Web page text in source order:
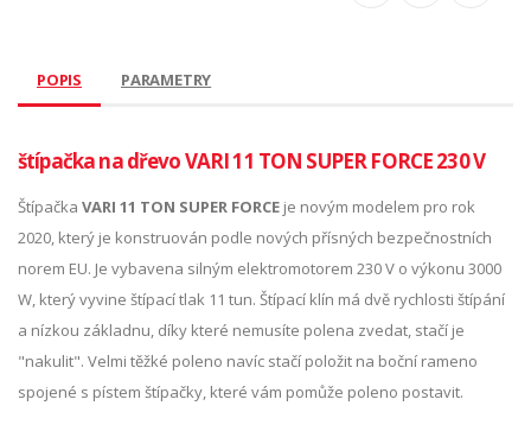
POPIS PARAMETRY
štípačka na dřevo VARI 11 TON SUPER FORCE 230 V
Štípačka VARI 11 TON SUPER FORCE je novým modelem pro rok
2020, který je konstruován podle nových přísných bezpečnostních
norem EU. Je vybavena silným elektromotorem 230 V o výkonu 3000
W, který vyvine štípací tlak 11 tun. Štípací klín má dvě rychlosti štípání
a nízkou základnu, díky které nemusíte polena zvedat, stačí je
"nakulit". Velmi těžké poleno navíc stačí položit na boční rameno
spojené s pístem štípačky, které vám pomůže poleno postavit.